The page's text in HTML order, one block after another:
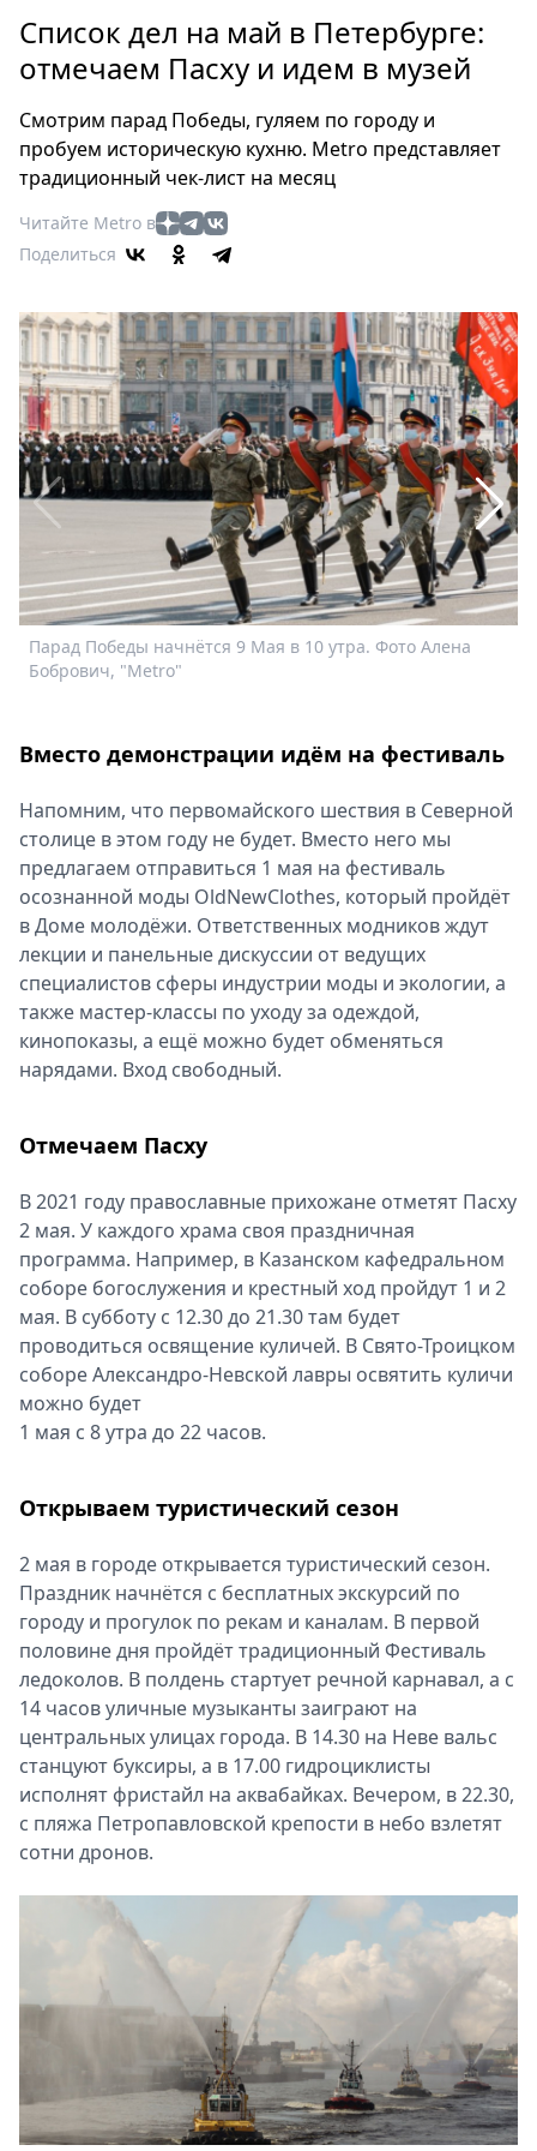
Россия
Мир
Еда
Туризм
Театр
Кино
Книги
Выставки
Пресс-
релизы
О
Metro
Стримы
Спецпроекты
Звезды
Выборы
2026
Скачай
Список дел на май в Петербурге:
отмечаем Пасху и идем в музей
Смотрим парад Победы, гуляем по городу и
пробуем историческую кухню. Metro представляет
традиционный чек-лист на месяц
Читайте Metro в
Поделиться
Парад Победы начнётся 9 Мая в 10 утра. Фото Алена
Бобрович, "Metro"
Вместо демонстрации идём на фестиваль
Напомним, что первомайского шествия в Северной
столице в этом году не будет. Вместо него мы
предлагаем отправиться 1 мая на фестиваль
осознанной моды OldNewClothes, который пройдёт
в Доме молодёжи. Ответственных модников ждут
лекции и панельные дискуссии от ведущих
специалистов сферы индустрии моды и экологии, а
также мастер-классы по уходу за одеждой,
кинопоказы, а ещё можно будет обменяться
нарядами. Вход свободный.
Отмечаем Пасху
В 2021 году православные прихожане отметят Пасху
2 мая. У каждого храма своя праздничная
программа. Например, в Казанском кафедральном
соборе богослужения и крестный ход пройдут 1 и 2
мая. В субботу с 12.30 до 21.30 там будет
проводиться освящение куличей. В Свято-Троицком
соборе Александро-Невской лавры освятить куличи
можно будет
1 мая с 8 утра до 22 часов.
Открываем туристический сезон
2 мая в городе открывается туристический сезон.
Праздник начнётся с бесплатных экскурсий по
городу и прогулок по рекам и каналам. В первой
половине дня пройдёт традиционный Фестиваль
ледоколов. В полдень стартует речной карнавал, а с
14 часов уличные музыканты заиграют на
центральных улицах города. В 14.30 на Неве вальс
станцуют буксиры, а в 17.00 гидроциклисты
исполнят фристайл на аквабайках. Вечером, в 22.30,
с пляжа Петропавловской крепости в небо взлетят
сотни дронов.